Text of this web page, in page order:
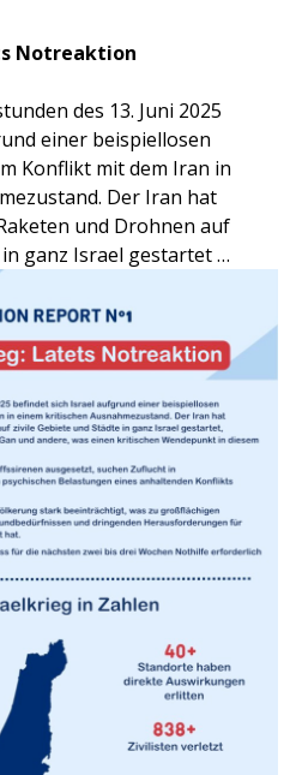
Notreaktion
des 13. Juni 2025
einer beispiellosen
Konflikt mit dem Iran in
Der Iran hat
und Drohnen auf
ganz Israel gestartet …